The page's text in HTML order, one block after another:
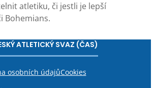
atletiku, či jestli je lepší
Bohemians.
ATLETICKÝ SVAZ (ČAS)
osobních údajůCookies